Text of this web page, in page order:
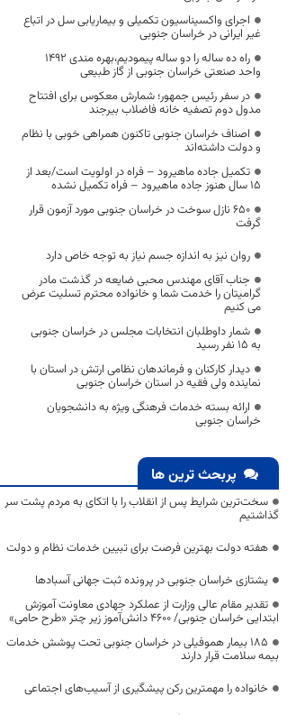
اجرای واکسیناسیون تکمیلی و بیماریابی سل در اتباع
غیر ایرانی در خراسان جنوبی
راه ده ساله را دو ساله پیمودیم،بهره مندی 1492
واحد صنعتی خراسان جنوبی از گاز طبیعی
در سفر رئیس جمهور؛ شمارش معکوس برای افتتاح
مدول دوم تصفیه خانه فاضلاب بیرجند
اصناف خراسان جنوبی تاکنون همراهی‌ خوبی با نظام
و دولت داشته‌اند
تکمیل جاده ماهیرود – فراه در اولویت است/بعد از
۱۵ سال هنوز جاده ماهیرود – فراه تکمیل نشده
۶۵۰ نازل سوخت در خراسان جنوبی مورد آزمون قرار
گرفت
روان نیز به اندازه جسم نیاز به توجه خاص دارد
جناب آقای مهندس محبی ضایعه در گذشت مادر
گرامیتان را خدمت شما و خانواده محترم تسلیت عرض
می کنیم
شمار داوطلبان انتخابات مجلس در خراسان جنوبی
به ۱۵ نفر رسید
دیدار کارکنان و فرماندهان نظامی ارتش در استان با
نماینده ولی فقیه در استان خراسان جنوبی
ارائه بسته خدمات فرهنگی ویژه به دانشجویان
خراسان جنوبی
پربحث ترین ها
سخت‌ترین شرایط پس از انقلاب را با اتکای به مردم پشت سر
گذاشتیم
هفته دولت بهترین فرصت برای تبیین خدمات نظام و دولت
یشتازی خراسان جنوبی در پرونده ثبت جهانی آسبادها
تقدیر مقام عالی وزارت از عملکرد جهادی معاونت آموزش
ابتدایی خراسان جنوبی/ ۴۶۰۰ دانش‌آموز زیر چتر «طرح حامی»
۱۸۵ بیمار هموفیلی در خراسان جنوبی تحت پوشش خدمات
بیمه سلامت قرار دارند
خانواده را مهمترین رکن پیشگیری از آسیب‌های اجتماعی